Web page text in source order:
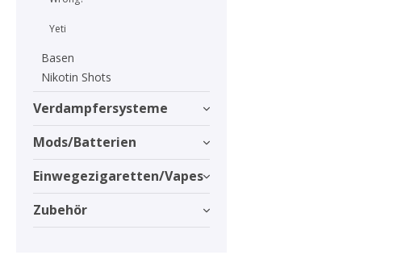
Yeti
Basen
Nikotin Shots
Verdampfersysteme
Mods/Batterien
Einwegezigaretten/Vapes
Zubehör